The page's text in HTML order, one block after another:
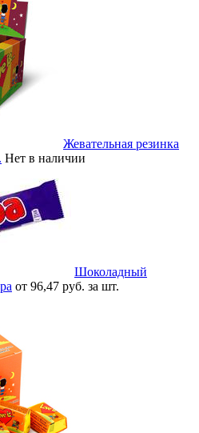
Жевательная резинка
Нет в наличии
Шоколадный
от 96,47 руб. за шт.